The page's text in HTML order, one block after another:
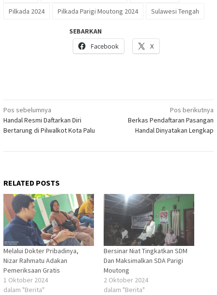
Pilkada 2024
Pilkada Parigi Moutong 2024 Sulawesi Tengah
SEBARKAN
Facebook
X
Navigasi
pos
Pos sebelumnya
Handal Resmi Daftarkan Diri
Bertarung di Pilwalkot Kota Palu
Pos berikutnya
Berkas Pendaftaran Pasangan
Handal Dinyatakan Lengkap
RELATED POSTS
Melalui Dokter Pribadinya,
Nizar Rahmatu Adakan
Pemeriksaan Gratis
1 Oktober 2024
dalam "Berita"
Bersinar Niat Tingkatkan SDM
Dan Maksimalkan SDA Parigi
Moutong
2 Oktober 2024
dalam "Berita"